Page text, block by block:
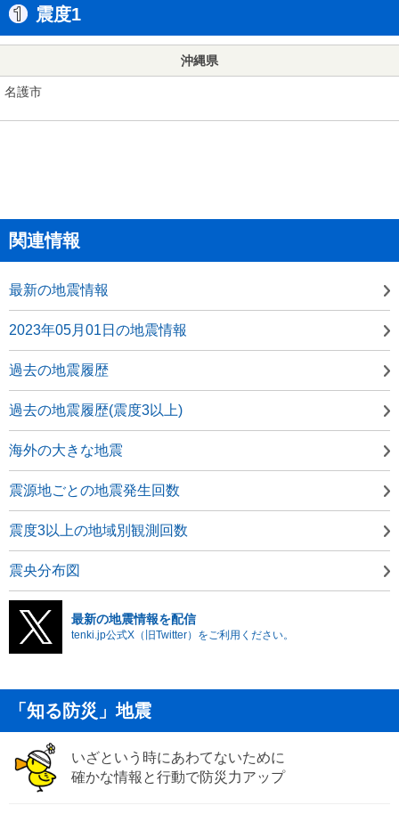
震度1
沖縄県
名護市
関連情報
最新の地震情報
2023年05月01日の地震情報
過去の地震履歴
過去の地震履歴(震度3以上)
海外の大きな地震
震源地ごとの地震発生回数
震度3以上の地域別観測回数
震央分布図
最新の地震情報を配信
tenki.jp公式X（旧Twitter）をご利用ください。
「知る防災」地震
いざという時にあわてないために
確かな情報と行動で防災力アップ